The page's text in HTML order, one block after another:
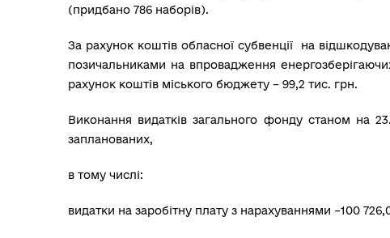
(придбано 786 наборів).
За рахунок коштів обласної субвенції на
позичальниками на впровадження
рахунок коштів міського бюджету – 99,2 тис. грн.
Виконання видатків загального фонду станом на
запланованих,
в тому числі:
видатки на заробітну плату з нарахуваннями –100